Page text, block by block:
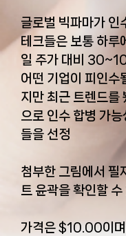
글로벌 빅파마가 인
테크들은 보통 하루
일 주가 대비
어떤 기업이 피인수
지만 최근 트렌드를
으로 인수 합병 가
들을 선정
첨부한 그림에서 필
트 윤곽을 확인할 수
가격은 $10.00이며